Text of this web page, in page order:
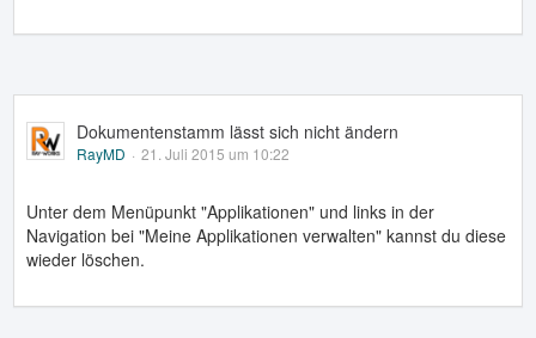
Dokumentenstamm lässt sich nicht ändern
RayMD 21. Juli 2015 um 10:22
Unter dem Menüpunkt "Applikationen" und links in der
Navigation bei "Meine Applikationen verwalten" kannst du diese
wieder löschen.